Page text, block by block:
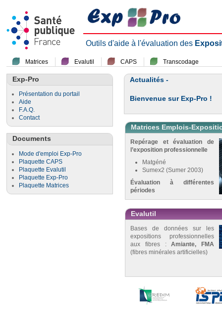
Outils d'aide à l'évaluation des
Matrices Evalutil CAPS Transcodage
Exp-Pro
Présentation du portail
Aide
F.A.Q.
Contact
Documents
Mode d'emploi Exp-Pro
Plaquette CAPS
Plaquette Evalutil
Plaquette Exp-Pro
Plaquette Matrices
Actualités -
Bienvenue sur Exp-Pro !
Matrices Emplois-
Repérage et évaluation de
l’exposition professionnelle
Matgéné
Sumex2 (Sumer 2003)
Évaluation à différentes
périodes
Evalutil
Bases de données sur les
expositions professionnelles
aux fibres :Amiante, FMA
(fibres minérales artificielles)